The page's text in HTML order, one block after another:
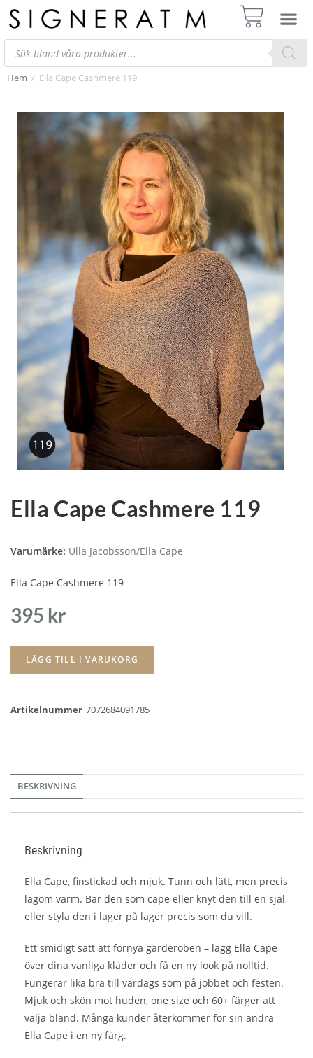
Hem / Ella Cape Cashmere 119
Ella Cape Cashmere 119
Varumärke: Ulla Jacobsson/Ella Cape
Ella Cape Cashmere 119
395 kr
LÄGG TILL I VARUKORG
Artikelnummer 7072684091785
BESKRIVNING
Beskrivning
Ella Cape, finstickad och mjuk. Tunn och lätt, men precis
lagom varm. Bär den som cape eller knyt den till en sjal,
eller styla den i lager på lager precis som du vill.
Ett smidigt sätt att förnya garderoben – lägg Ella Cape
över dina vanliga kläder och få en ny look på nolltid.
Fungerar lika bra till vardags som på jobbet och festen.
Mjuk och skön mot huden, one size och 60+ färger att
välja bland. Många kunder återkommer för sin andra
Ella Cape i en ny färg.